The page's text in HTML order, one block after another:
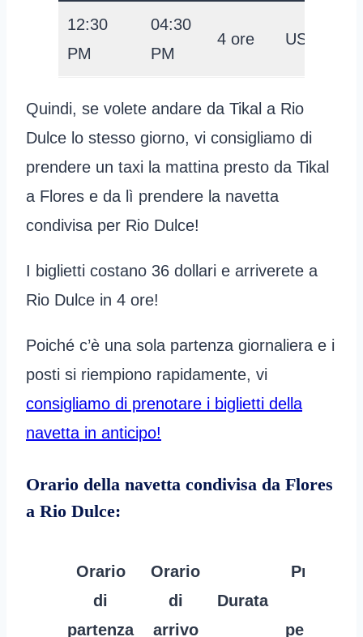
12:30
PM
04:30
PM
4 ore USD 30
Quindi, se volete andare da Tikal a Rio
Dulce lo stesso giorno, vi consigliamo di
prendere un taxi la mattina presto da Tikal
a Flores e da lì prendere la navetta
condivisa per Rio Dulce!
I biglietti costano 36 dollari e arriverete a
Rio Dulce in 4 ore!
Poiché c’è una sola partenza giornaliera e i
posti si riempiono rapidamente, vi
consigliamo di prenotare i biglietti della
navetta in anticipo!
Orario della navetta condivisa da Flores
a Rio Dulce:
Orario
di
partenza
Orario
di
arrivo
Durata
Prezzo
persona